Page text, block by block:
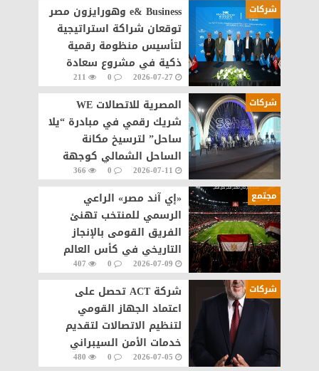
شركات
e& Business وهورايزون مصر
توقعان شراكة استراتيجية
لتأسيس منظومة رقمية
ذكية في مشروع سعادة
القاهرة الجديدة
2026-07-27
0
211
شركات
المصرية للاتصالات WE
شريك رقمي في مبادرة “يلا
ساحل” لترسيخ مكانة
الساحل الشمالي كوجهة
سياحية عالمية
2026-07-11
0
366
مجتمع
«إي آند مصر» الراعي
الرسمي للمنتخب تهنئ
الفريق القومى بالإنجاز
التاريخي في كأس العالم
2026-07-09
0
407
شركات
شركة ACT تحصل على
اعتماد الجهاز القومي
لتنظيم الاتصالات لتقديم
خدمات الأمن السيبراني
مصر2026-07-05
0
480